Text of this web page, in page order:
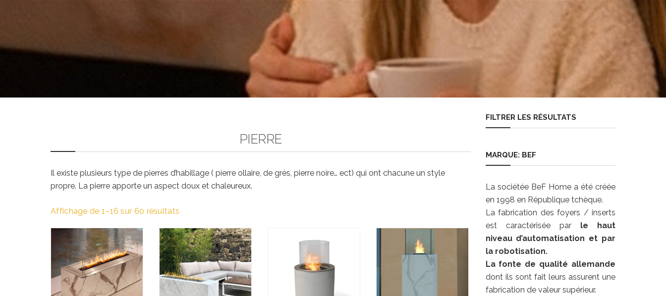
PIERRE
Il existe plusieurs type de pierres d’habillage ( pierre ollaire, de grès, pierre noire… ect) qui ont chacune un style
propre. La pierre apporte un aspect doux et chaleureux.
Affichage de 1–16 sur 60 résultats
FILTRER LES RÉSULTATS
MARQUE: BEF
La sociétée BeF Home a été créée
en 1998 en République tchèque.
La fabrication des foyers / inserts
est caractérisée par le haut
niveau d’automatisation et par
la robotisation.
La fonte de qualité allemande
dont ils sont fait leurs assurent une
fabrication de valeur supérieur.